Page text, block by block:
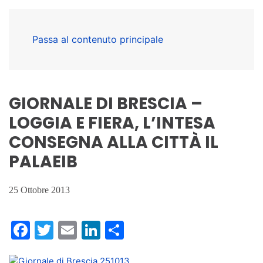
Passa al contenuto principale
GIORNALE DI BRESCIA –
LOGGIA E FIERA, L’INTESA
CONSEGNA ALLA CITTÀ IL
PALAEIB
25 Ottobre 2013
Facebook
Twitter
EmailLinkedIn